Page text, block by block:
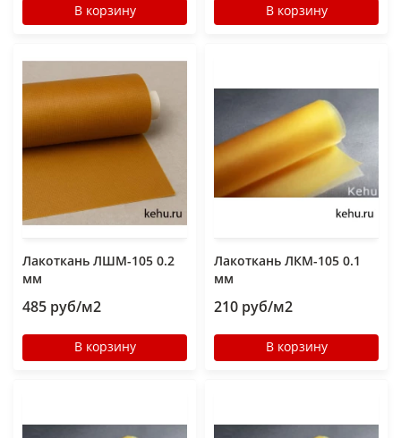
В корзину В корзину
Лакоткань ЛШМ-105 0.2
мм
485 руб/м2
В корзину
Лакоткань ЛКМ-105 0.1
мм
210 руб/м2
В корзину